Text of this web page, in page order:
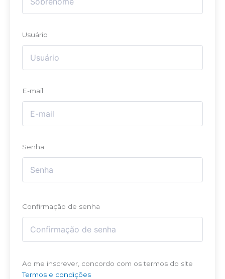
Usuário
E-mail
Senha
Confirmação de senha
Ao me inscrever, concordo com os termos do site
Termos e condições